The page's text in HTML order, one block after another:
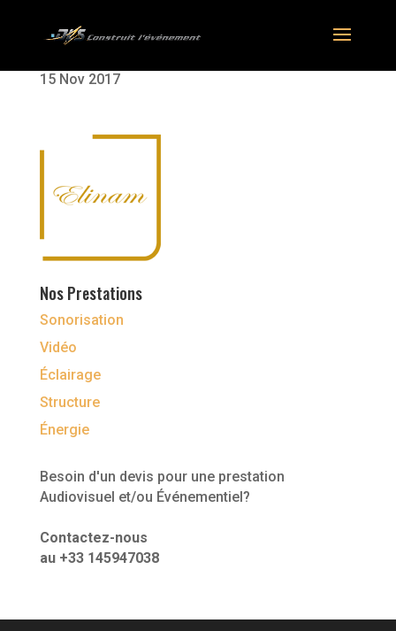
15 Nov 2017
Nos Prestations
Sonorisation
Vidéo
Éclairage
Structure
Énergie
Besoin d'un devis pour une prestation
Audiovisuel et/ou Événementiel?
Contactez-nous
au +33 145947038